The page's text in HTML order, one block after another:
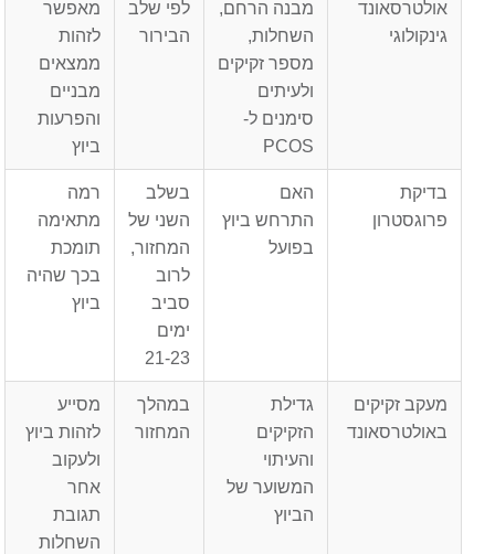
אולטרסאונד
גינקולוגי
מבנה הרחם,
השחלות,
מספר זקיקים
ולעיתים
סימנים ל-
PCOS
לפי שלב
הבירור
מאפשר
לזהות
ממצאים
מבניים
והפרעות
ביוץ
בדיקת
פרוגסטרון
האם
התרחש ביוץ
בפועל
בשלב
השני של
המחזור,
לרוב
סביב
ימים
21-23
רמה
מתאימה
תומכת
בכך שהיה
ביוץ
מעקב זקיקים
באולטרסאונד
גדילת
הזקיקים
והעיתוי
המשוער של
הביוץ
במהלך
המחזור
מסייע
לזהות ביוץ
ולעקוב
אחר
תגובת
השחלות